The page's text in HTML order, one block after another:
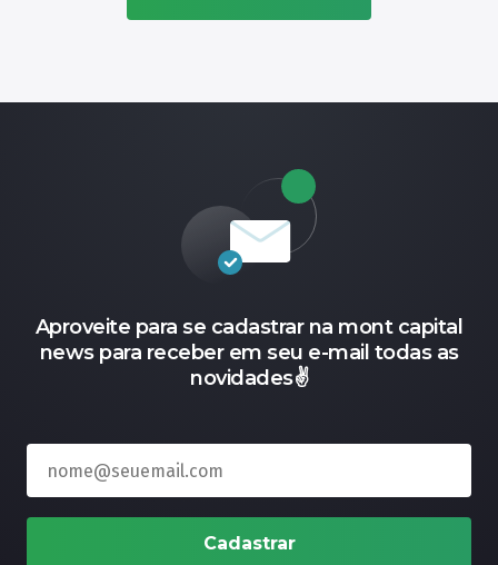
Aproveite para se cadastrar na mont capital
news para receber em seu e-mail todas as
novidades✌️
Cadastrar